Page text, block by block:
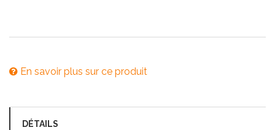
En savoir plus sur ce produit
DÉTAILS